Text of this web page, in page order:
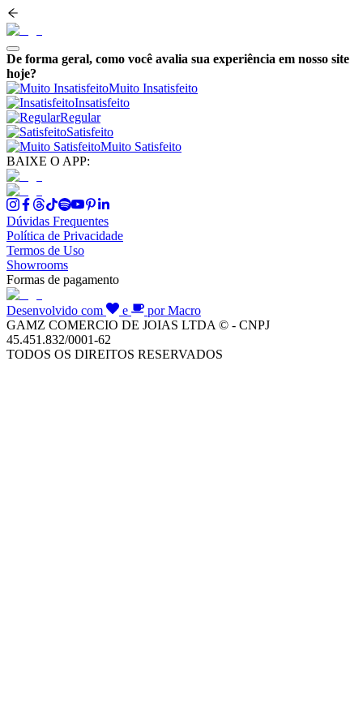
De forma geral, como você avalia sua experiência em nosso site
hoje?
Muito Insatisfeito
Insatisfeito
Regular
Satisfeito
Muito Satisfeito
BAIXE O APP:
Dúvidas Frequentes
Política de Privacidade
Termos de Uso
Showrooms
Formas de pagamento
Desenvolvido com e
por Macro
GAMZ COMERCIO DE JOIAS LTDA © - CNPJ
45.451.832/0001-62
TODOS OS DIREITOS RESERVADOS